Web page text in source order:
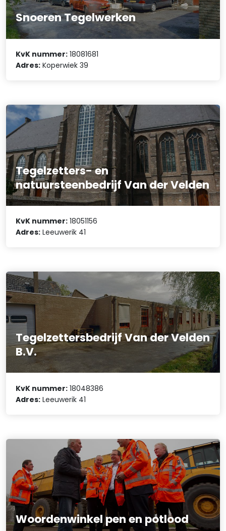
Snoeren Tegelwerken
KvK nummer: 18081681
Adres: Koperwiek 39
Tegelzetters- en
natuursteenbedrijf Van der Velden
KvK nummer: 18051156
Adres: Leeuwerik 41
Tegelzettersbedrijf Van der Velden
B.V.
KvK nummer: 18048386
Adres: Leeuwerik 41
Woordenwinkel pen en potlood